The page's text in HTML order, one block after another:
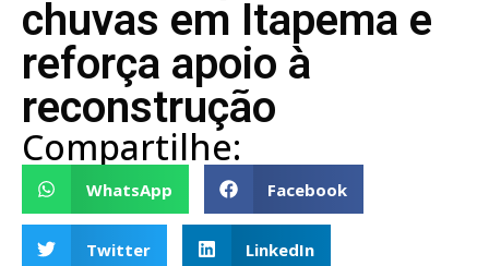
chuvas em Itapema e
reforça apoio à
reconstrução
Compartilhe:
WhatsApp Facebook
Twitter LinkedIn